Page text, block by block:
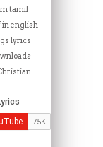
tamil
in english
lyrics